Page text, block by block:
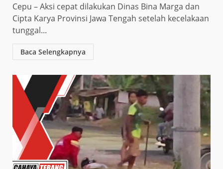
Cepu – Aksi cepat dilakukan Dinas Bina Marga dan
Cipta Karya Provinsi Jawa Tengah setelah kecelakaan
tunggal...
Baca Selengkapnya